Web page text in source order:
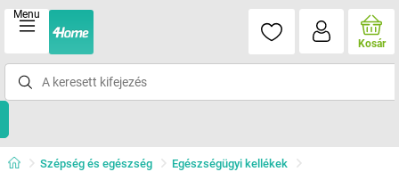
Menu
Kosár
Szépség és egészség
Egészségügyi kellékek